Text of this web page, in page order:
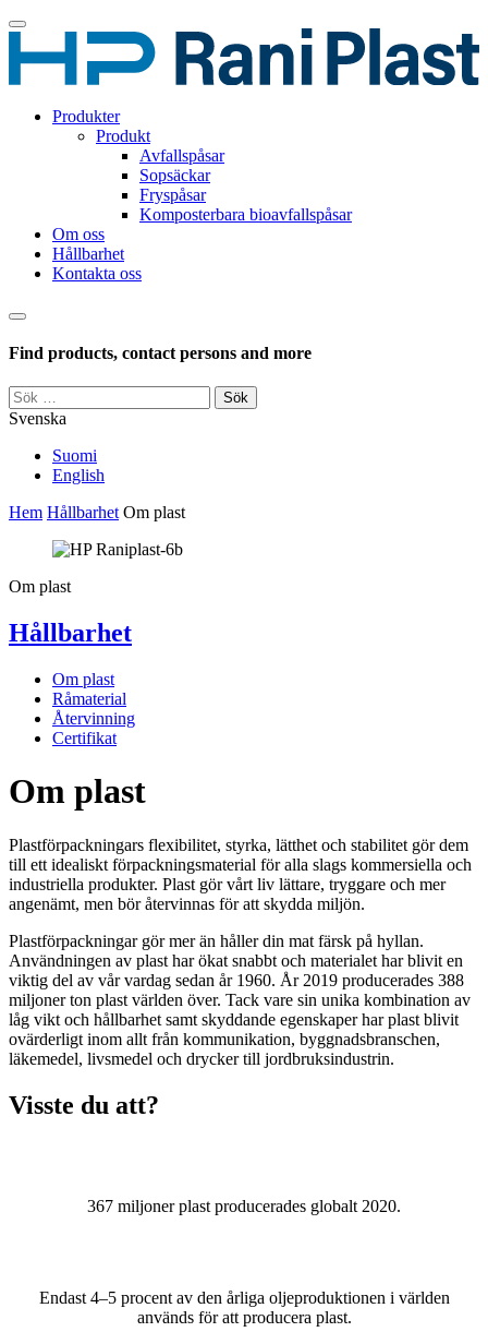
Skip
to
content
Produkter
Produkt
Avfallspåsar
Sopsäckar
Fryspåsar
Komposterbara bioavfallspåsar
Om oss
Hållbarhet
Kontakta oss
Haku
Find products, contact persons and more
Sök
efter:
Svenska
Suomi
English
Hem Hållbarhet Om plast
Om plast
Hållbarhet
Om plast
Råmaterial
Återvinning
Certifikat
Om plast
Plastförpackningars flexibilitet, styrka, lätthet och stabilitet gör dem
till ett idealiskt förpackningsmaterial för alla slags kommersiella och
industriella produkter. Plast gör vårt liv lättare, tryggare och mer
angenämt, men bör återvinnas för att skydda miljön.
Plastförpackningar gör mer än håller din mat färsk på hyllan.
Användningen av plast har ökat snabbt och materialet har blivit en
viktig del av vår vardag sedan år 1960. År 2019 producerades 388
miljoner ton plast världen över. Tack vare sin unika kombination av
låg vikt och hållbarhet samt skyddande egenskaper har plast blivit
ovärderligt inom allt från kommunikation, byggnadsbranschen,
läkemedel, livsmedel och drycker till jordbruksindustrin.
Visste du att?
367 miljoner plast producerades globalt 2020.
Endast 4–5 procent av den årliga oljeproduktionen i världen
används för att producera plast.